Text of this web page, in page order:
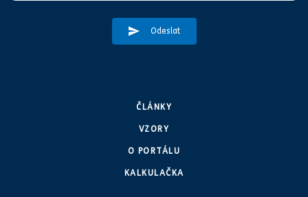
Odeslat
ČLÁNKY
VZORY
O PORTÁLU
KALKULAČKA